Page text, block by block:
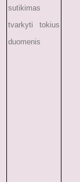
sutikimas
tvarkyti tokius
duomenis